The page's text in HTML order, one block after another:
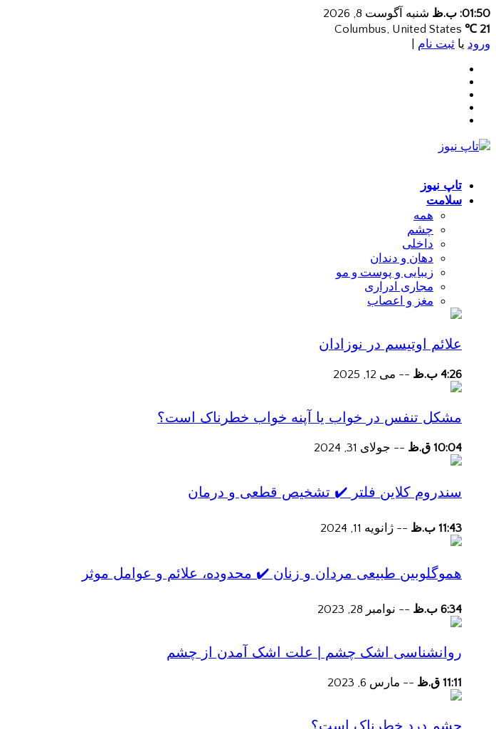
01:50: ب.ظ
شنبه آگوست 8, 2026
21 ℃
ورود یا ثبت نام
تاپ نیوز
سلامت
همه
چشم
داخلی
دهان و دندان
زیبایی و پوست و مو
مجاری ادراری
مغز و اعصاب
علائم اوتیسم در نوزادان
4:26 ب.ظ -- می 12, 2025
مشکل تنفس در خواب یا آپنه خواب خطرناک است؟
10:04 ق.ظ -- جولای 31, 2024
سندروم کلاین فلتر ✔️ تشخیص قطعی و درمان
11:43 ب.ظ -- ژانویه 11, 2024
هموگلوبین طبیعی مردان و زنان ✔️ محدوده، علائم و عوامل موثر
6:34 ب.ظ -- نوامبر 28, 2023
روانشناسی اشک چشم | علت اشک آمدن از چشم
11:11 ق.ظ -- مارس 6, 2023
چشم درد خطرناک است؟